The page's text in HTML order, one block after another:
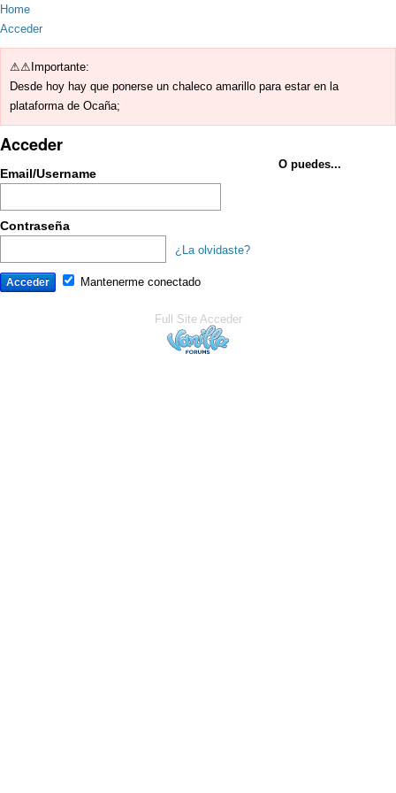
Home
Acceder
⚠⚠Importante:
Desde hoy hay que ponerse un chaleco amarillo para estar en la
plataforma de Ocaña;
Acceder
Email/Username
Contraseña
¿La olvidaste?
O puedes...
Mantenerme conectado
Full Site Acceder